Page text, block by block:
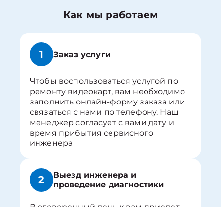
Как мы работаем
1 Заказ услуги
Чтобы воспользоваться услугой по
ремонту видеокарт, вам необходимо
заполнить онлайн-форму заказа или
связаться с нами по телефону. Наш
менеджер согласует с вами дату и
время прибытия сервисного
инженера
2
Выезд инженера и
проведение диагностики